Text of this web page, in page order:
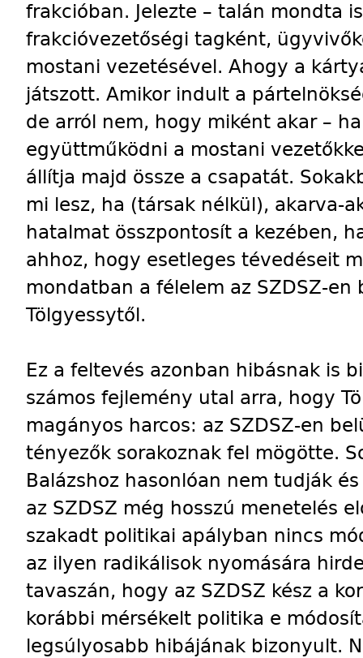
frakcióban. Jelezte – talán mondta
frakcióvezetőségi tagként,
mostani vezetésével. Ahogy a
játszott. Amikor indult a
de arról nem, hogy miként akar –
együttműködni a mostani
állítja majd össze a csapatát.
mi lesz, ha (társak nélkül), akarva-
hatalmat összpontosít a kezében,
ahhoz, hogy esetleges tévedéseit
mondatban a félelem az SZDSZ-
Tölgyessytől.
Ez a feltevés azonban hibásnak is
számos fejlemény utal arra, hogy
magányos harcos: az SZDSZ-en
tényezők sorakoznak fel mögötte.
Balázshoz hasonlóan nem tudják
az SZDSZ még hosszú menetelés
szakadt politikai apályban nincs
az ilyen radikálisok nyomására
tavaszán, hogy az SZDSZ kész a
korábbi mérsékelt politika e
legsúlyosabb hibájának bizonyult.